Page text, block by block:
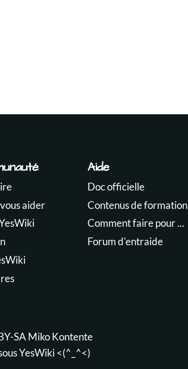
aider
Aide
Doc officielle
Contenus de formation
Comment faire pour ...
Forum d'entraide
SAMiko Kontente
YesWiki<(^_^<)